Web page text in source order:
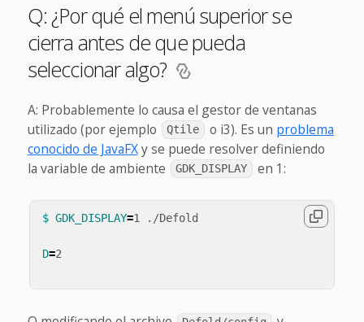
Q: ¿Por qué el menú superior se
cierra antes de que pueda
seleccionar algo?
A: Probablemente lo causa el gestor de ventanas
utilizado (por ejemplo
Qtile o i3). Es un problema
conocido de JavaFXy se puede resolver definiendo
la variable de ambiente
GDK_DISPLAY en 1:
$ GDK_DISPLAY=1 ./Defold
D=2